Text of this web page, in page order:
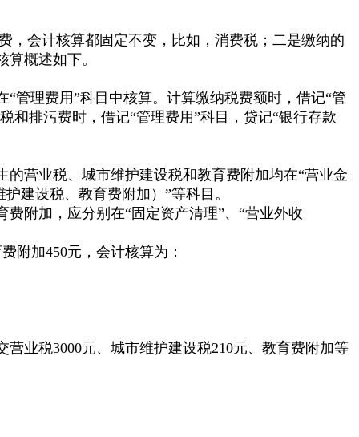
会计核算都固定不变，比如，消费税；二是缴纳的
概述如下。
理费用”科目中核算。计算缴纳税费额时，借记“管
排污费时，借记“管理费用”科目，贷记“银行存款
营业税、城市维护建设税和教育费附加均在“营业金
建设税、教育费附加）”等科目。
附加，应分别在“固定资产清理”、“营业外收
附加450元，会计核算为：
业税3000元、城市维护建设税210元、教育费附加等